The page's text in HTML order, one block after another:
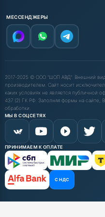
МЕССЕНДЖЕРЫ
2017-2025 © ООО "ШОП АВД". Внешний вид
производителем. Сайт носит
каких условиях не является публичной
437 (2) ГК РФ. Заполняя формы на сайте,
обработки.
МЫ В СОЦСЕТЯХ
ПРИНИМАЕМ К ОПЛАТЕ
С НДС